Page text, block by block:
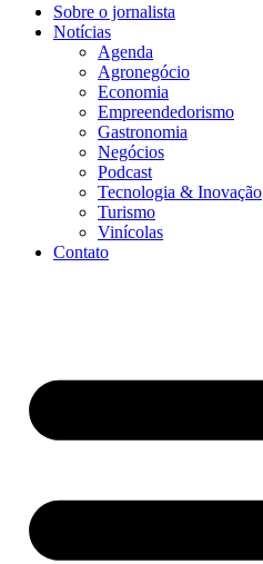
Sobre o jornalista
Notícias
Agenda
Agronegócio
Economia
Empreendedorismo
Gastronomia
Negócios
Podcast
Tecnologia & Inovação
Turismo
Vinícolas
Contato